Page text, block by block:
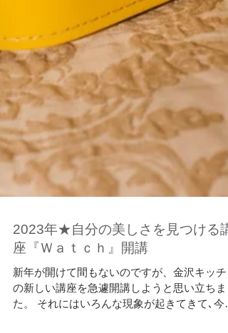
2023年★自分の美しさを見つける講
座『Ｗａｔｃｈ』開講
新年が開けて間もないのですが、金沢キッチ